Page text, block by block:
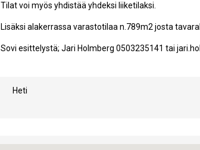
Tilat voi myös yhdistää yhdeksi liiketilaksi.
Lisäksi alakerrassa varastotilaa n.789m2 josta
Sovi esittelystä; Jari Holmberg 0503235141 tai
Heti